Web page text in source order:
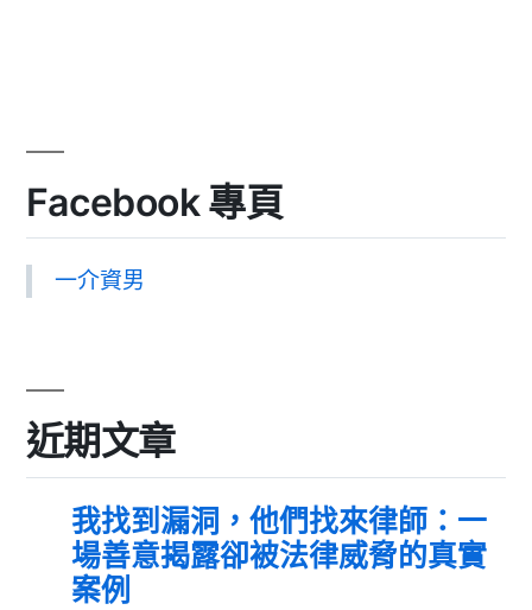
Facebook 專頁
一介資男
近期文章
我找到漏洞，他們找來律師：一
場善意揭露卻被法律威脅的真實
案例